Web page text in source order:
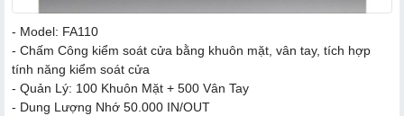
- Model: FA110
- Chấm Công kiểm soát cửa bằng khuôn mặt, vân tay, tích hợp
tính năng kiểm soát cửa
- Quản Lý: 100 Khuôn Mặt + 500 Vân Tay
- Dung Lượng Nhớ 50.000 IN/OUT